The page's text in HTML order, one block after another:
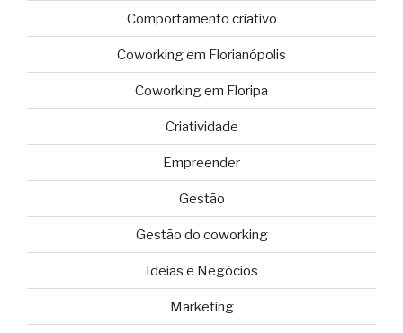
Comportamento criativo
Coworking em Florianópolis
Coworking em Floripa
Criatividade
Empreender
Gestão
Gestão do coworking
Ideias e Negócios
Marketing